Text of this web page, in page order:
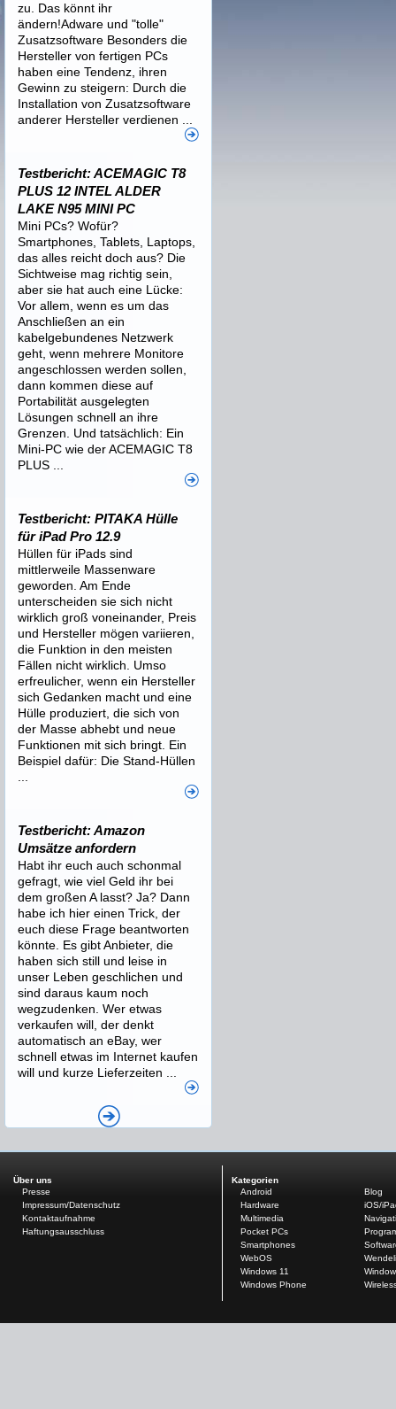
zu. Das könnt ihr
ändern!Adware und "tolle"
Zusatzsoftware Besonders die
Hersteller von fertigen PCs
haben eine Tendenz, ihren
Gewinn zu steigern: Durch die
Installation von Zusatzsoftware
anderer Hersteller verdienen ...
Testbericht: ACEMAGIC T8
PLUS 12 INTEL ALDER
LAKE N95 MINI PC
Mini PCs? Wofür?
Smartphones, Tablets, Laptops,
das alles reicht doch aus? Die
Sichtweise mag richtig sein,
aber sie hat auch eine Lücke:
Vor allem, wenn es um das
Anschließen an ein
kabelgebundenes Netzwerk
geht, wenn mehrere Monitore
angeschlossen werden sollen,
dann kommen diese auf
Portabilität ausgelegten
Lösungen schnell an ihre
Grenzen. Und tatsächlich: Ein
Mini-PC wie der ACEMAGIC T8
PLUS ...
Testbericht: PITAKA Hülle
für iPad Pro 12.9
Hüllen für iPads sind
mittlerweile Massenware
geworden. Am Ende
unterscheiden sie sich nicht
wirklich groß voneinander, Preis
und Hersteller mögen variieren,
die Funktion in den meisten
Fällen nicht wirklich. Umso
erfreulicher, wenn ein Hersteller
sich Gedanken macht und eine
Hülle produziert, die sich von
der Masse abhebt und neue
Funktionen mit sich bringt. Ein
Beispiel dafür: Die Stand-Hüllen
Testbericht: Amazon
Umsätze anfordern
Habt ihr euch auch schonmal
gefragt, wie viel Geld ihr bei
dem großen A lasst? Ja? Dann
habe ich hier einen Trick, der
euch diese Frage beantworten
könnte. Es gibt Anbieter, die
haben sich still und leise in
unser Leben geschlichen und
sind daraus kaum noch
wegzudenken. Wer etwas
verkaufen will, der denkt
automatisch an eBay, wer
schnell etwas im Internet kaufen
will und kurze Lieferzeiten ...
Über uns
Presse
Impressum/Datenschutz
Kontaktaufnahme
Haftungsausschluss
Kategorien
Android
Blog
Hardware
iOS/
Multimedia
Pocket PCs
Smartphones
WebOS
Windows 11
Windows Phone